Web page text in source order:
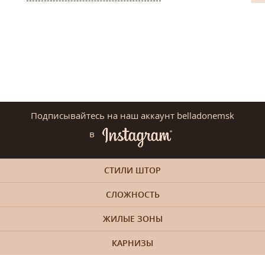
Подписывайтесь на наш аккаунт belladonemsk
в
СТИЛИ ШТОР
СЛОЖНОСТЬ
ЖИЛЫЕ ЗОНЫ
КАРНИЗЫ